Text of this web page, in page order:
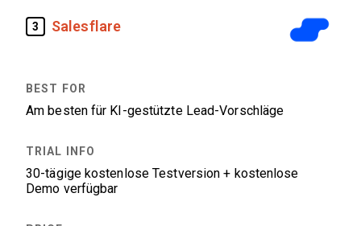
3 Salesflare
Am besten für KI-gestützte Lead-Vorschläge
30-tägige kostenlose Testversion + kostenlose
Demo verfügbar